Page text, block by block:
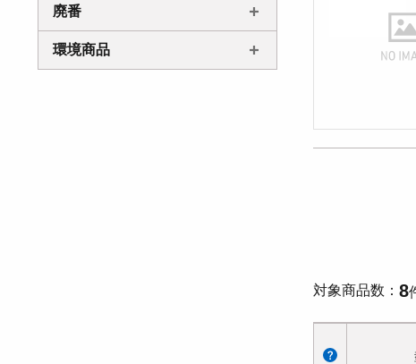
廃番
環境商品
対象商品数 8